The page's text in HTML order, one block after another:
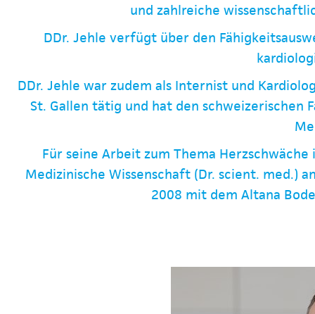
und zahlreiche
DDr. Jehle verfügt über den
DDr. Jehle war zudem als Internist und
St. Gallen tätig und hat den schweizerischen
Für seine Arbeit zum Thema
Medizinische Wissenschaft (Dr. scient. med.)
2008 mit dem Altana